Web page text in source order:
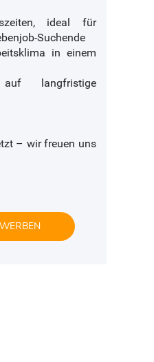
ideal für
Suchende
in einem
langfristige
– wir freuen uns